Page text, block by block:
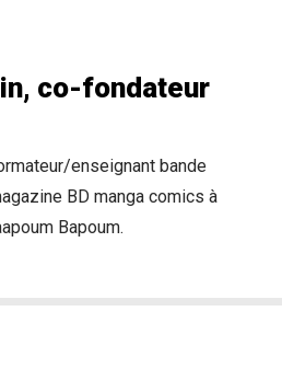
co-fondateur
enseignant bande
BD manga comics à
Bapoum.